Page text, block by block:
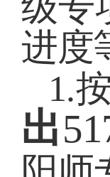
进度
1.
出